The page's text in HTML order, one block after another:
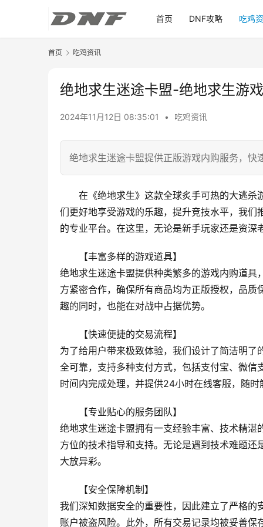
首页 DNF攻略 吃鸡
首页 吃鸡资讯
绝地求生迷途卡盟-绝地求生游
2024年11月12日 08:35:01 • 吃鸡资讯
绝地求生迷途卡盟提供正版游戏内购服务，快
在《绝地求生》这款全球炙手可热的大逃
们更好地享受游戏的乐趣，提升竞技水平，我们
的专业平台。在这里，无论是新手玩家还是资
【丰富多样的游戏道具】
绝地求生迷途卡盟提供种类繁多的游戏内购道
方紧密合作，确保所有商品均为正版授权，品
趣的同时，也能在对战中占据优势。
【快速便捷的交易流程】
为了给用户带来极致体验，我们设计了简洁明
全可靠，支持多种支付方式，包括支付宝、微
时间内完成处理，并提供24小时在线客服，随
【专业贴心的服务团队】
绝地求生迷途卡盟拥有一支经验丰富、技术精
方位的技术指导和支持。无论是遇到技术难题
大放异彩。
【安全保障机制】
我们深知数据安全的重要性，因此建立了严格
账户被盗风险。此外，所有交易记录均被妥善